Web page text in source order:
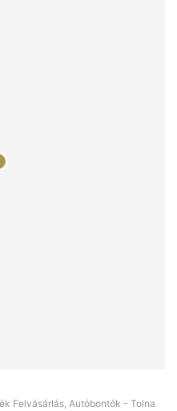
Felvásárlás, Autóbontók - Tolna